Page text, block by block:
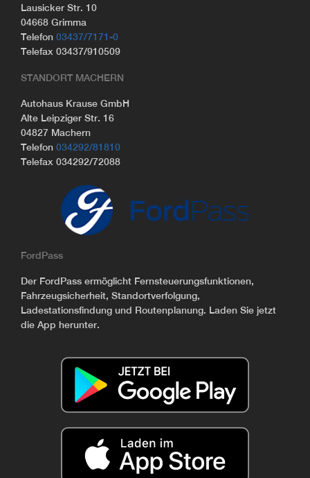
Lausicker Str. 10
04668 Grimma
Telefon 03437/7171-0
Telefax 03437/910509
STANDORT MACHERN
Autohaus Krause GmbH
Alte Leipziger Str. 16
04827 Machern
Telefon 034292/81810
Telefax 034292/72088
FordPass
Der FordPass ermöglicht Fernsteuerungsfunktionen,
Fahrzeugsicherheit, Standortverfolgung,
Ladestationsfindung und Routenplanung. Laden Sie jetzt
die App herunter.